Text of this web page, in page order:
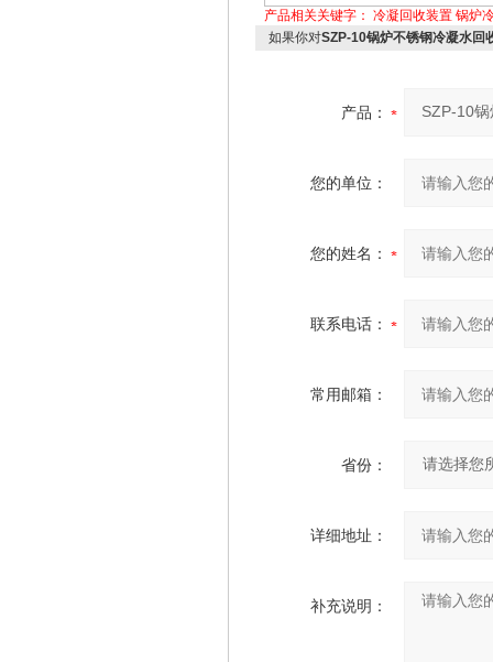
产品相关关键字： 冷凝回收装置 锅炉
如果你对SZP-10锅炉不锈钢冷凝水回
产品：
您的单位：
您的姓名：
联系电话：
常用邮箱：
省份：
详细地址：
补充说明：